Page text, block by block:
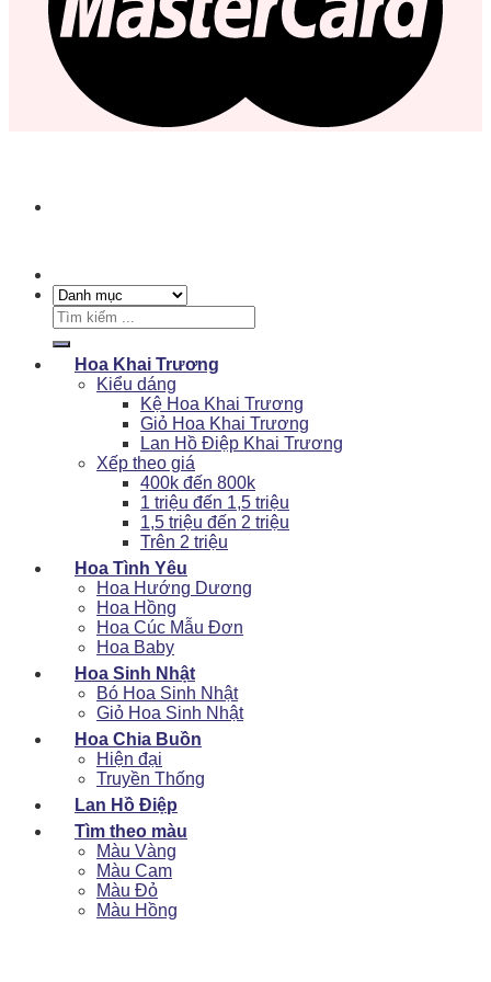
Tìm
kiếm:
Hoa Khai Trương
Kiểu dáng
Kệ Hoa Khai Trương
Giỏ Hoa Khai Trương
Lan Hồ Điệp Khai Trương
Xếp theo giá
400k đến 800k
1 triệu đến 1,5 triệu
1,5 triệu đến 2 triệu
Trên 2 triệu
Hoa Tình Yêu
Hoa Hướng Dương
Hoa Hồng
Hoa Cúc Mẫu Đơn
Hoa Baby
Hoa Sinh Nhật
Bó Hoa Sinh Nhật
Giỏ Hoa Sinh Nhật
Hoa Chia Buồn
Hiện đại
Truyền Thống
Lan Hồ Điệp
Tìm theo màu
Màu Vàng
Màu Cam
Màu Đỏ
Màu Hồng